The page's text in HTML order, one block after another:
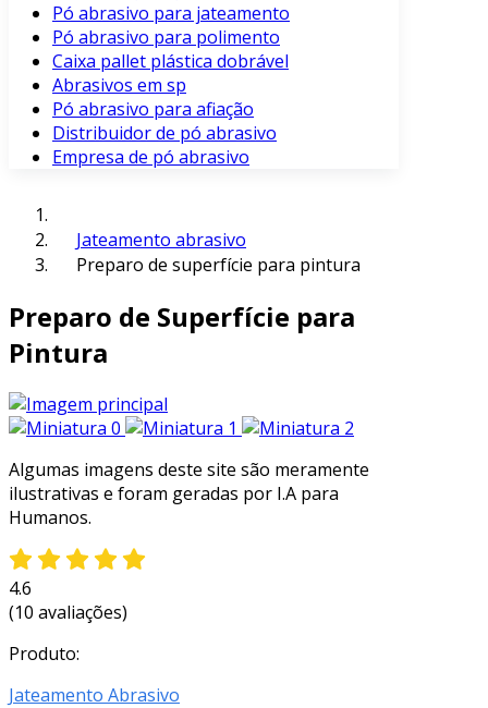
Pó abrasivo para jateamento
Pó abrasivo para polimento
Caixa pallet plástica dobrável
Abrasivos em sp
Pó abrasivo para afiação
Distribuidor de pó abrasivo
Empresa de pó abrasivo
Jateamento abrasivo
Preparo de superfície para pintura
Preparo de Superfície para
Pintura
Algumas imagens deste site são meramente
ilustrativas e foram geradas por I.A para
Humanos.
4.6
(10 avaliações)
Produto:
Jateamento Abrasivo